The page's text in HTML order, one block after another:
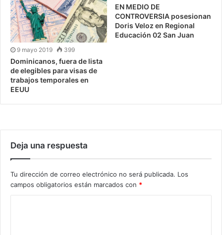
9 mayo 2019 399
Dominicanos, fuera de lista
de elegibles para visas de
trabajos temporales en
EEUU
EN MEDIO DE
CONTROVERSIA posesionan
Doris Veloz en Regional
Educación 02 San Juan
Deja una respuesta
Tu dirección de correo electrónico no será publicada. Los
campos obligatorios están marcados con *